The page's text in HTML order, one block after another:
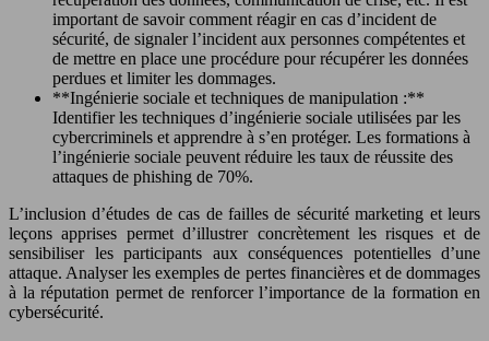
important de savoir comment réagir en cas d’incident de
sécurité, de signaler l’incident aux personnes compétentes et
de mettre en place une procédure pour récupérer les données
perdues et limiter les dommages.
**Ingénierie sociale et techniques de manipulation :**
Identifier les techniques d’ingénierie sociale utilisées par les
cybercriminels et apprendre à s’en protéger. Les formations à
l’ingénierie sociale peuvent réduire les taux de réussite des
attaques de phishing de 70%.
L’inclusion d’études de cas de failles de sécurité marketing et leurs
leçons apprises permet d’illustrer concrètement les risques et de
sensibiliser les participants aux conséquences potentielles d’une
attaque. Analyser les exemples de pertes financières et de dommages
à la réputation permet de renforcer l’importance de la formation en
cybersécurité.